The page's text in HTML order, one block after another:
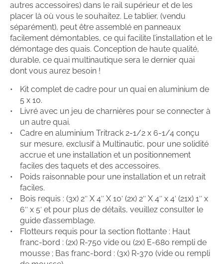
autres accessoires) dans le rail supérieur et de les
placer là où vous le souhaitez. Le tablier, (vendu
séparément), peut être assemblé en panneaux
facilement démontables, ce qui facilite l’installation et le
démontage des quais. Conception de haute qualité,
durable, ce quai multinautique sera le dernier quai
dont vous aurez besoin !
Kit complet de cadre pour un quai en aluminium de
5 x 10.
Livré avec un jeu de charnières pour se connecter à
un autre quai.
Cadre en aluminium Tritrack 2-1/2 x 6-1/4 conçu
sur mesure, exclusif à Multinautic, pour une solidité
accrue et une installation et un positionnement
faciles des taquets et des accessoires.
Poids raisonnable pour une installation et un retrait
faciles.
Bois requis : (3x) 2″ X 4″ X 10′ (2x) 2″ X 4″ x 4′ (21x) 1″ x
6″ x 5′ et pour plus de détails, veuillez consulter le
guide d’assemblage.
Flotteurs requis pour la section flottante : Haut
franc-bord : (2x) R-750 vide ou (2x) E-680 rempli de
mousse ; Bas franc-bord : (3x) R-370 (vide ou rempli